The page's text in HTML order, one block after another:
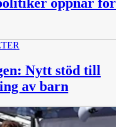
Nytt stöd till
av barn